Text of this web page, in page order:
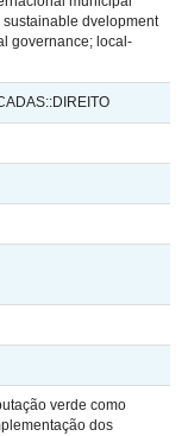
dvelopment
governance; local-
verde como
dos